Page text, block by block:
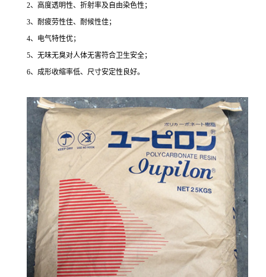
2、高度透明性、折射率及自由染色性；
3、耐疲劳性佳、耐候性佳；
4、电气特性优；
5、无味无臭对人体无害符合卫生安全；
6、成形收缩率低、尺寸安定性良好。